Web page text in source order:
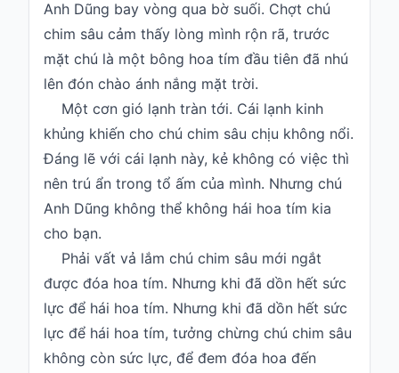
Anh Dũng bay vòng qua bờ suối. Chợt chú
chim sâu cảm thấy lòng mình rộn rã, trước
mặt chú là một bông hoa tím đầu tiên đã nhú
lên đón chào ánh nắng mặt trời.
Một cơn gió lạnh tràn tới. Cái lạnh kinh
khủng khiến cho chú chim sâu chịu không nổi.
Đáng lẽ với cái lạnh này, kẻ không có việc thì
nên trú ẩn trong tổ ấm của mình. Nhưng chú
Anh Dũng không thể không hái hoa tím kia
cho bạn.
Phải vất vả lắm chú chim sâu mới ngắt
được đóa hoa tím. Nhưng khi đã dồn hết sức
lực để hái hoa tím. Nhưng khi đã dồn hết sức
lực để hái hoa tím, tưởng chừng chú chim sâu
không còn sức lực, để đem đóa hoa đến